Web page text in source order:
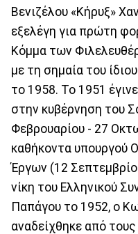
Βενιζέλου «Κήρυξ»
εξελέγη για πρώτη
Κόμμα των
με τη σημαία του
το 1958. Το 1951
στην κυβέρνηση του
Φεβρουαρίου - 27
καθήκοντα υπουργού
Έργων (12
νίκη του Ελληνικού
Παπάγου το 1952, ο
αναδείχθηκε από